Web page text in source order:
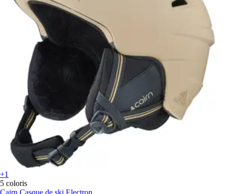
+1
5 coloris
Cairn Casque de ski Electron